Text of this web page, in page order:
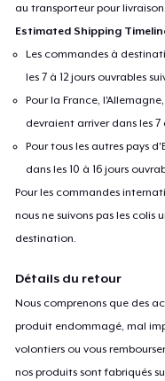
au transporteur pour livraison.
Estimated Shipping
Les commandes à
les 7 à 12 jours ouvrables
Pour la France,
devraient arriver dans les
Pour tous les autres pays
dans les 10 à 16 jours
Pour les commandes
nous ne suivons pas les colis
destination.
Détails du retour
Nous comprenons que des
produit endommagé, mal
volontiers ou vous
nos produits sont fabriqués